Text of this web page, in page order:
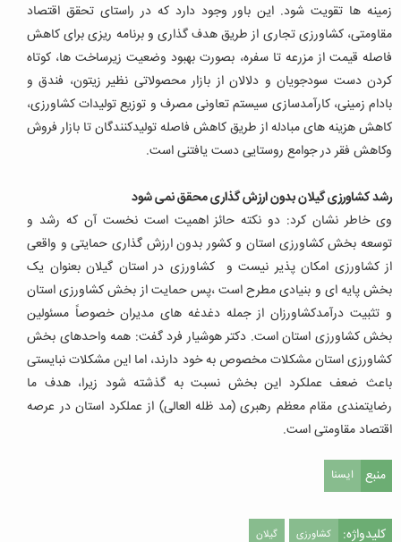
زمینه ها تقویت شود. این باور وجود دارد که در راستای تحقق اقتصاد
مقاومتی، کشاورزی تجاری از طریق هدف گذاری و برنامه ریزی برای کاهش
فاصله قیمت از مزرعه تا سفره، بصورت بهبود وضعیت زیرساخت ها، کوتاه
کردن دست سودجویان و دلالان از بازار محصولاتی نظیر زیتون، فندق و
بادام زمینی، کارآمدسازی سیستم تعاونی مصرف و توزیع تولیدات کشاورزی،
کاهش هزینه های مبادله از طریق کاهش فاصله تولیدکنندگان تا بازار فروش
وکاهش فقر در جوامع روستایی دست یافتنی است.
رشد کشاورزی گیلان بدون ارزش گذاری محقق نمی شود
وی خاطر نشان کرد: دو نکته حائز اهمیت است نخست آن که رشد و
توسعه بخش کشاورزی استان و کشور بدون ارزش گذاری حمایتی و واقعی
از کشاورزی امکان پذیر نیست و کشاورزی در استان گیلان بعنوان یک
بخش پایه ای و بنیادی مطرح است ،پس حمایت از بخش کشاورزی استان
و تثبیت درآمدکشاورزان از جمله دغدغه های مدیران خصوصاً مسئولین
بخش کشاورزی استان است. دکتر هوشیار فرد گفت: همه واحدهای بخش
کشاورزی استان مشکلات مخصوص به خود دارند، اما این مشکلات نبایستی
باعث ضعف عملکرد این بخش نسبت به گذشته شود زیرا، هدف ما
رضایتمندی مقام معظم رهبری (مد ظله العالی) از عملکرد استان در عرصه
اقتصاد مقاومتی است.
منبع ایسنا
کلیدواژه: کشاورزی گیلان